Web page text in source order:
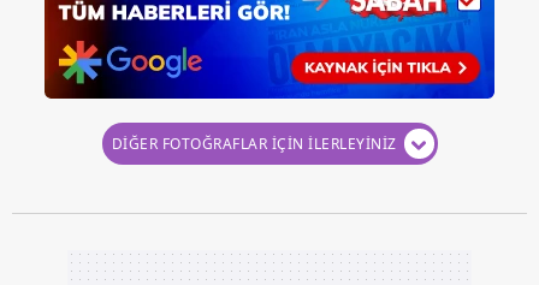
DİĞER FOTOĞRAFLAR İÇİN İLERLEYİNİZ